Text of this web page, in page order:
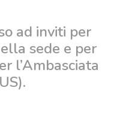
ad inviti per
sede e per
l’Ambasciata